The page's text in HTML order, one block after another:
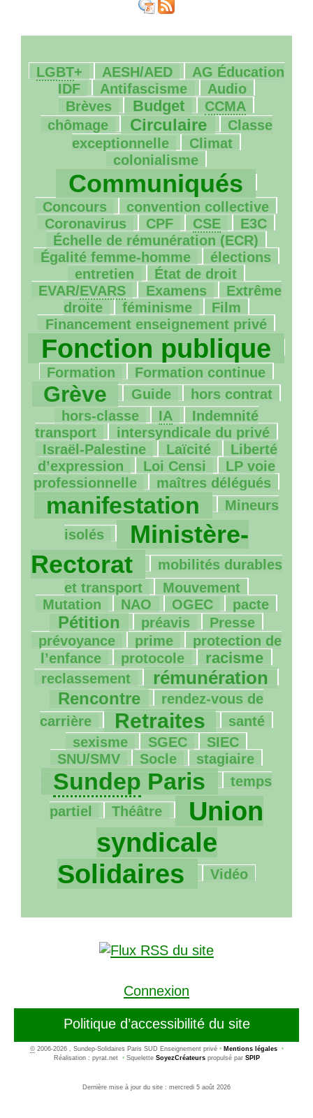
21/1062
LGBT+
81/1062 AESH/AED
9/1062 AG Éducation
IDF
121/1062 Antifascisme
28/1062 Audio
33/1062
Brèves
276/1062 Budget
176/1062 CCMA
8/1062
chômage
391/1062 Circulaire
143/1062
Classe
exceptionnelle
119/1062 Climat
42/1062
colonialisme
Communiqués
104/1062
Concours
18/1062 convention collective
65/1062
Coronavirus
4/1062 CPF
18/1062 CSE
9/1062 E3C
44/1062
Échelle de rémunération (ECR)
57/1062
Égalité femme-homme
98/1062 élections
4/1062
entretien
90/1062 État de droit
46/1062
EVAR/EVARS
82/1062 Examens
168/1062
Extrême
droite
184/1062 féminisme
48/1062 Film
43/1062
Financement enseignement privé
1047/1062
Fonction publique
198/1062
Formation
100/1062 Formation continue
776/1062
Grève
24/1062 Guide
13/1062 hors contrat
135/1062
hors-classe
14/1062 IA
9/1062
Indemnité
transport
28/1062 intersyndicale du privé
74/1062
Israël-Palestine
27/1062 Laïcité
140/1062
Liberté
d’expression
37/1062 Loi Censi
44/1062 LP voie
professionnelle
182/1062 maîtres délégués
847/1062
manifestation
129/1062
Mineurs
isolés
985/1062
Ministère-
Rectorat
51/1062
mobilités durables
et transport
45/1062 Mouvement
32/1062
Mutation
4/1062 NAO
63/1062 OGEC
71/1062 pacte
376/1062
Pétition
107/1062 préavis
16/1062 Presse
97/1062
prévoyance
160/1062 prime
42/1062
protection de
l’enfance
4/1062 protocole
241/1062 racisme
125/1062
reclassement
511/1062 rémunération
372/1062
Rencontre
111/1062
rendez-vous de
carrière
697/1062 Retraites
154/1062 santé
166/1062
sexisme
SGEC
37/1062 SIEC
112/1062
SNU/SMV
10/1062 Socle
116/1062 stagiaire
901/1062
Sundep Paris
24/1062
temps
partiel
34/1062
Théâtre
1062/1062
Union
syndicale
Solidaires
84/1062
Vidéo
Connexion
Politique d’accessibilité du site
©2006-2026 , Sundep-Solidaires Paris SUD Enseignement privé • Mentions légales
•
Réalisation : pyrat.net •Squelette SoyezCréateurspropulsé par SPIP
Dernière mise à jour du site : mercredi 5 août 2026